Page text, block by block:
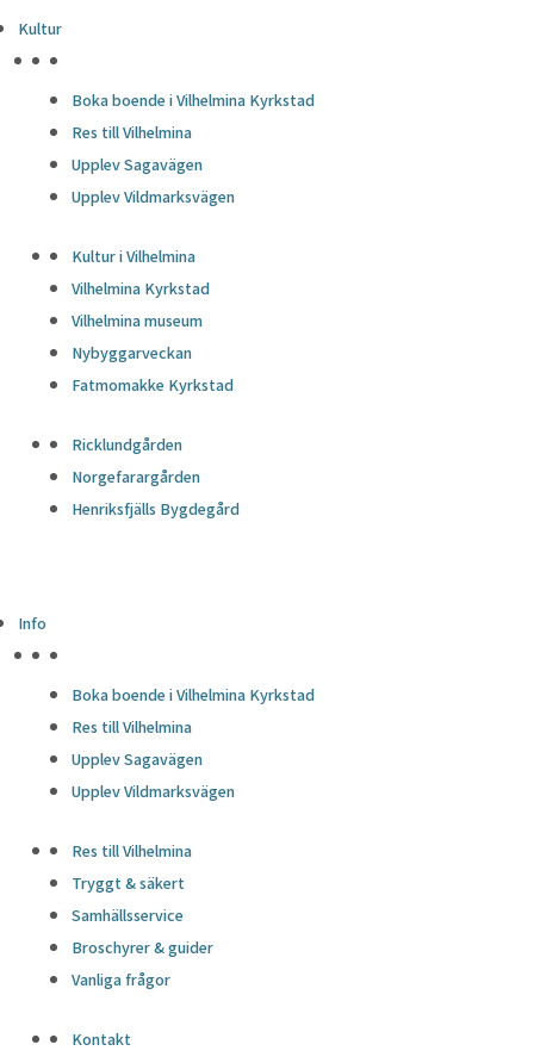
Kultur
Boka boende i Vilhelmina Kyrkstad
Res till Vilhelmina
Upplev Sagavägen
Upplev Vildmarksvägen
Kultur i Vilhelmina
Vilhelmina Kyrkstad
Vilhelmina museum
Nybyggarveckan
Fatmomakke Kyrkstad
Ricklundgården
Norgefarargården
Henriksfjälls Bygdegård
Info
Boka boende i Vilhelmina Kyrkstad
Res till Vilhelmina
Upplev Sagavägen
Upplev Vildmarksvägen
Res till Vilhelmina
Tryggt & säkert
Samhällsservice
Broschyrer & guider
Vanliga frågor
Kontakt